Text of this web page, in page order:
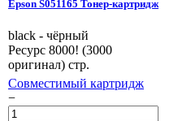
Epson S051165 Тонер-картридж
black - чёрный
Ресурс 8000! (3000
оригинал) стр.
Совместимый картридж
−